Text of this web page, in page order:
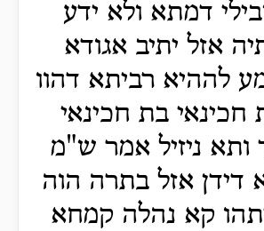
דמתא ולא ידע
אזל יתיב אגודא
לההיא רביתא דהוו
חכינאי בת חכינאי
ותא ניזיל אמר ש"מ
דידן אזל בתרה הוה
קא נהלה קמחא